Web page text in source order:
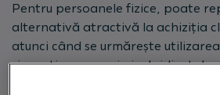
Pentru persoanele fizice, poate
alternativă atractivă la achiziția
atunci când se urmărește
și menținerea unui nivel ridicat